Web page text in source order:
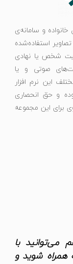
و سامانه‌ی
استفاده‌شده
شخص یا نهادی
صوتی و یا
این نرم افزار
و حق انحصاری
برای این مجموعه
می‌توانید با
همراه شوید و